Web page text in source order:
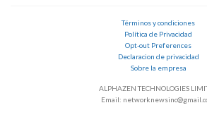
Términos y condiciones
Política de Privacidad
Opt-out Preferences
Declaracion de privacidad
Sobre la empresa
ALPHAZEN TECHNOLOGIES
Email: